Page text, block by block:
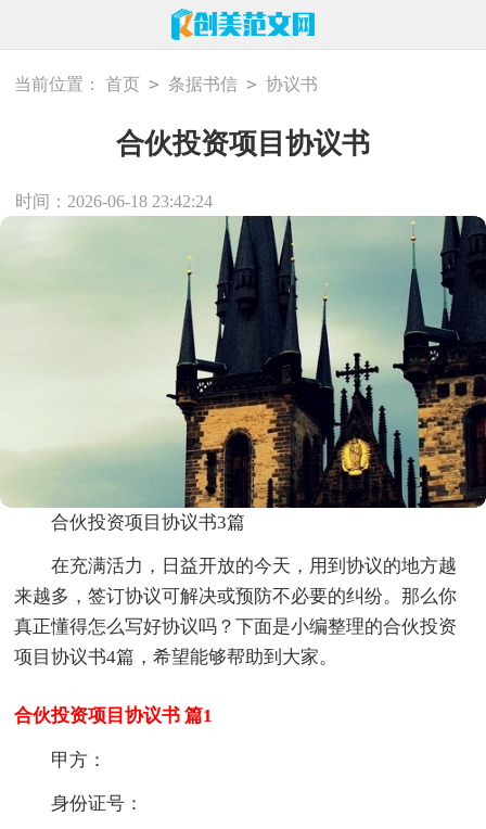
当前位置： 首页 > 条据书信 > 协议书
合伙投资项目协议书
时间：2026-06-18 23:42:24
合伙投资项目协议书3篇
在充满活力，日益开放的今天，用到协议的地方越
来越多，签订协议可解决或预防不必要的纠纷。那么你
真正懂得怎么写好协议吗？下面是小编整理的合伙投资
项目协议书4篇，希望能够帮助到大家。
合伙投资项目协议书 篇1
甲方：
身份证号：